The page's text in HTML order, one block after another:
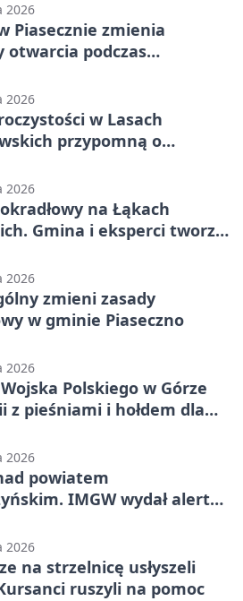
2026
Piasecznie zmienia
otwarcia podczas
2026
w Lasach
przypomną o
2026
na Łąkach
Gmina i eksperci tworzą
2026
zmieni zasady
w gminie Piaseczno
2026
Polskiego w Górze
z pieśniami i hołdem dla
2026
powiatem
IMGW wydał alert
2026
na strzelnicę usłyszeli
ruszyli na pomoc